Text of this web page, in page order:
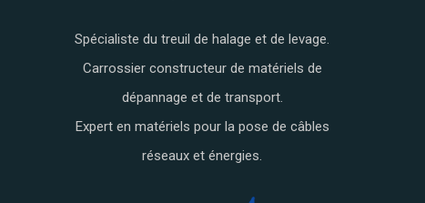
Spécialiste du treuil de halage et de levage.
Carrossier constructeur de matériels de
dépannage et de transport.
Expert en matériels pour la pose de câbles
réseaux et énergies.